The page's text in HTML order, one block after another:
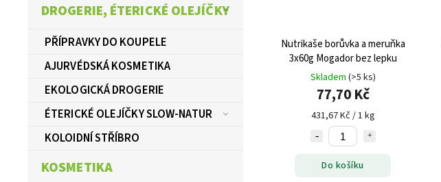
DROGERIE, ÉTERICKÉ OLEJÍČKY
PŘÍPRAVKY DO KOUPELE
AJURVÉDSKÁ KOSMETIKA
EKOLOGICKÁ DROGERIE
ÉTERICKÉ OLEJÍČKY SLOW-NATUR
KOLOIDNÍ STŘÍBRO
KOSMETIKA
Nutrikaše borůvka a meruňka
3x60g Mogador bez lepku
Skladem (>5 ks)
77,70 Kč
431,67 Kč / 1 kg
Do košíku